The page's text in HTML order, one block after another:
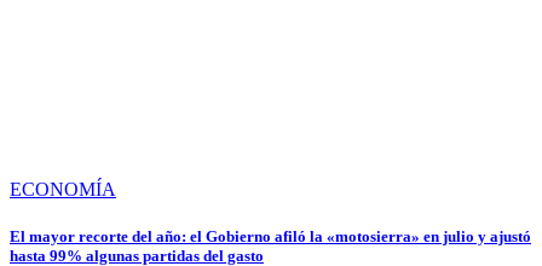
ECONOMÍA
El mayor recorte del año: el Gobierno afiló la «motosierra» en julio y ajustó
hasta 99% algunas partidas del gasto